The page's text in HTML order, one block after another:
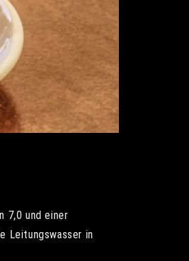
7,0 und einer
Leitungswasser in